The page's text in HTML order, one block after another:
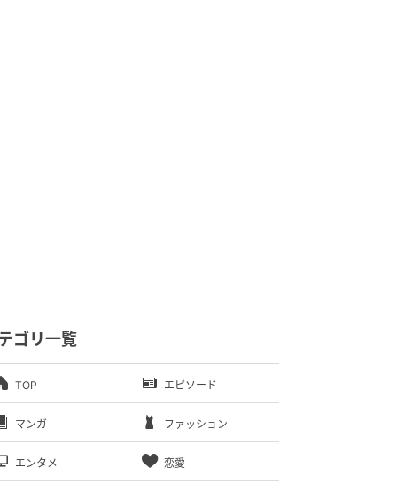
ゴリ一覧
TOP エピソード
マンガ ファッション
エンタメ 恋愛